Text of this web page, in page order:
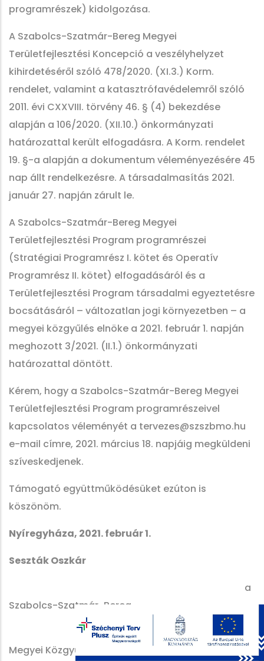
programrészek) kidolgozása.
A Szabolcs-Szatmár-Bereg Megyei
Területfejlesztési Koncepció a veszélyhelyzet
kihirdetéséről szóló 478/2020. (XI.3.) Korm.
rendelet, valamint a katasztrófavédelemről szóló
2011. évi CXXVIII. törvény 46. § (4) bekezdése
alapján a 106/2020. (XII.10.) önkormányzati
határozattal került elfogadásra. A Korm. rendelet
19. §-a alapján a dokumentum véleményezésére 45
nap állt rendelkezésre. A társadalmasítás 2021.
január 27. napján zárult le.
A Szabolcs-Szatmár-Bereg Megyei
Területfejlesztési Program programrészei
(Stratégiai Programrész I. kötet és Operatív
Programrész II. kötet) elfogadásáról és a
Területfejlesztési Program társadalmi egyeztetésre
bocsátásáról – változatlan jogi környezetben – a
megyei közgyűlés elnöke a 2021. február 1. napján
meghozott 3/2021. (II.1.) önkormányzati
határozattal döntött.
Kérem, hogy a Szabolcs-Szatmár-Bereg Megyei
Területfejlesztési Program programrészeivel
kapcsolatos véleményét a tervezes@szszbmo.hu
e-mail címre, 2021. március 18. napjáig megküldeni
szíveskedjenek.
Támogató együttműködésüket ezúton is
köszönöm.
Nyíregyháza, 2021. február 1.
Seszták Oszkár
a
Szabolcs-Szatmár-Bereg
Megyei Közgyűlés elnöke